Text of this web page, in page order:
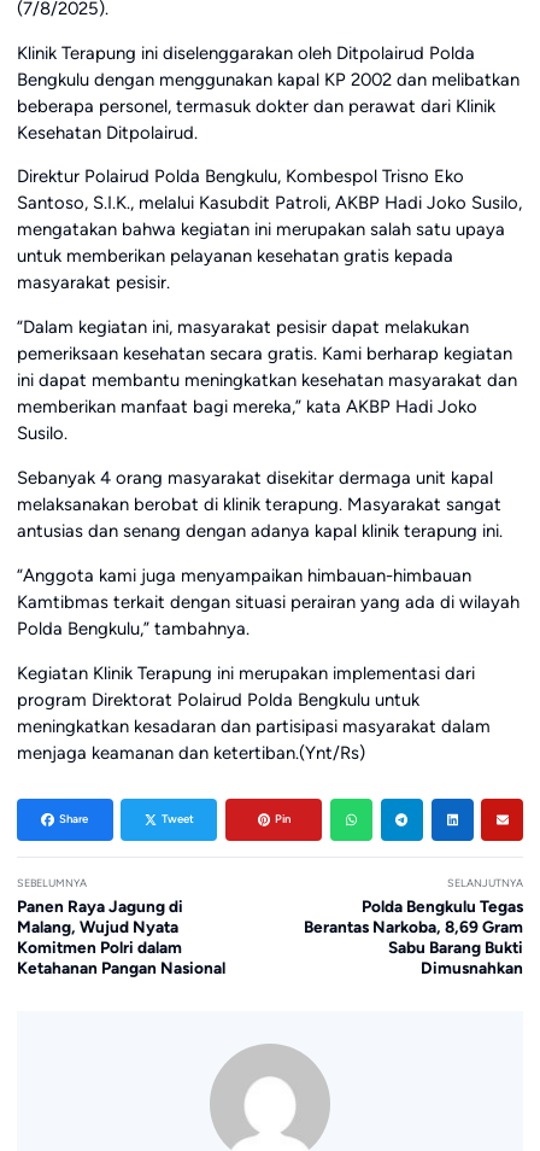
(7/8/2025).
Klinik Terapung ini diselenggarakan oleh Ditpolairud Polda
Bengkulu dengan menggunakan kapal KP 2002 dan melibatkan
beberapa personel, termasuk dokter dan perawat dari Klinik
Kesehatan Ditpolairud.
Direktur Polairud Polda Bengkulu, Kombespol Trisno Eko
Santoso, S.I.K., melalui Kasubdit Patroli, AKBP Hadi Joko Susilo,
mengatakan bahwa kegiatan ini merupakan salah satu upaya
untuk memberikan pelayanan kesehatan gratis kepada
masyarakat pesisir.
“Dalam kegiatan ini, masyarakat pesisir dapat melakukan
pemeriksaan kesehatan secara gratis. Kami berharap kegiatan
ini dapat membantu meningkatkan kesehatan masyarakat dan
memberikan manfaat bagi mereka,” kata AKBP Hadi Joko
Susilo.
Sebanyak 4 orang masyarakat disekitar dermaga unit kapal
melaksanakan berobat di klinik terapung. Masyarakat sangat
antusias dan senang dengan adanya kapal klinik terapung ini.
“Anggota kami juga menyampaikan himbauan-himbauan
Kamtibmas terkait dengan situasi perairan yang ada di wilayah
Polda Bengkulu,” tambahnya.
Kegiatan Klinik Terapung ini merupakan implementasi dari
program Direktorat Polairud Polda Bengkulu untuk
meningkatkan kesadaran dan partisipasi masyarakat dalam
menjaga keamanan dan ketertiban.(Ynt/Rs)
Share Tweet Pin
SEBELUMNYA
Panen Raya Jagung di
Malang, Wujud Nyata
Komitmen Polri dalam
Ketahanan Pangan Nasional
SELANJUTNYA
Polda Bengkulu Tegas
Berantas Narkoba, 8,69 Gram
Sabu Barang Bukti
Dimusnahkan